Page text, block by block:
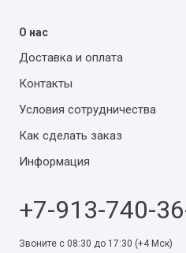
О нас
Доставка и оплата
Контакты
Условия сотрудничества
Как сделать заказ
Информация
+7-913-740-
Звоните с 08:30 до 17:30 (+4 Мск)